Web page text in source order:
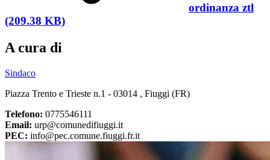
ordinanza ztl
(209.38 KB)
A cura di
Sindaco
Piazza Trento e Trieste n.1 - 03014 , Fiuggi (FR)
Telefono: 0775546111
Email: urp@comunedifiuggi.it
PEC: info@pec.comune.fiuggi.fr.it